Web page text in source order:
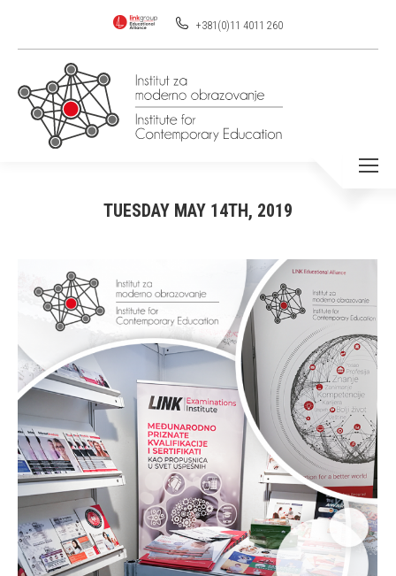
+381(0)11 4011 260
TUESDAY MAY 14TH, 2019